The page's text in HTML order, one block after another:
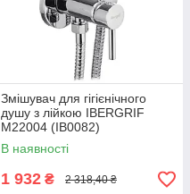
Змішувач для гігієнічного
душу з лійкою IBERGRIF
M22004 (IB0082)
В наявності
1 932 ₴ 2 318,40 ₴